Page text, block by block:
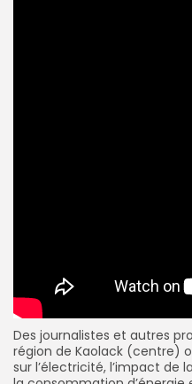
Des journalistes et autres
région de Kaolack (centre)
sur l’électricité, l’impact de